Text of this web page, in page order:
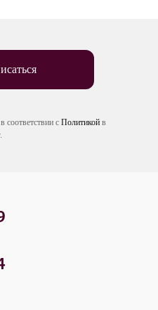
соответствии с Политикойв